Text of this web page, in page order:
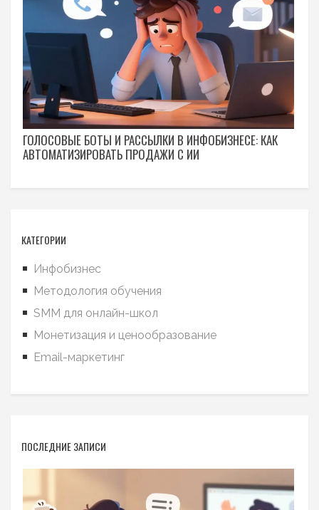
ГОЛОСОВЫЕ БОТЫ И РАССЫЛКИ В ИНФОБИЗНЕСЕ: КАК
АВТОМАТИЗИРОВАТЬ ПРОДАЖИ С ИИ
КАТЕГОРИИ
Инфобизнес
Методология обучения
SMM для онлайн-школ
Монетизация и ценообразование
Email-маркетинг
ПОСЛЕДНИЕ ЗАПИСИ